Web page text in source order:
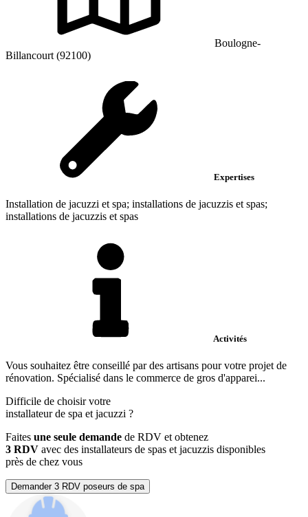
Boulogne-
Billancourt (92100)
Expertises
Installation de jacuzzi et spa; installations de jacuzzis et spas;
installations de jacuzzis et spas
Activités
Vous souhaitez être conseillé par des artisans pour votre projet de
rénovation. Spécialisé dans le commerce de gros d'apparei...
Difficile de choisir votre
installateur de spa et jacuzzi ?
Faites une seule demande de RDV et obtenez
3 RDV avec des installateurs de spas et jacuzzis disponibles
près de chez vous
Demander 3 RDV poseurs de spa